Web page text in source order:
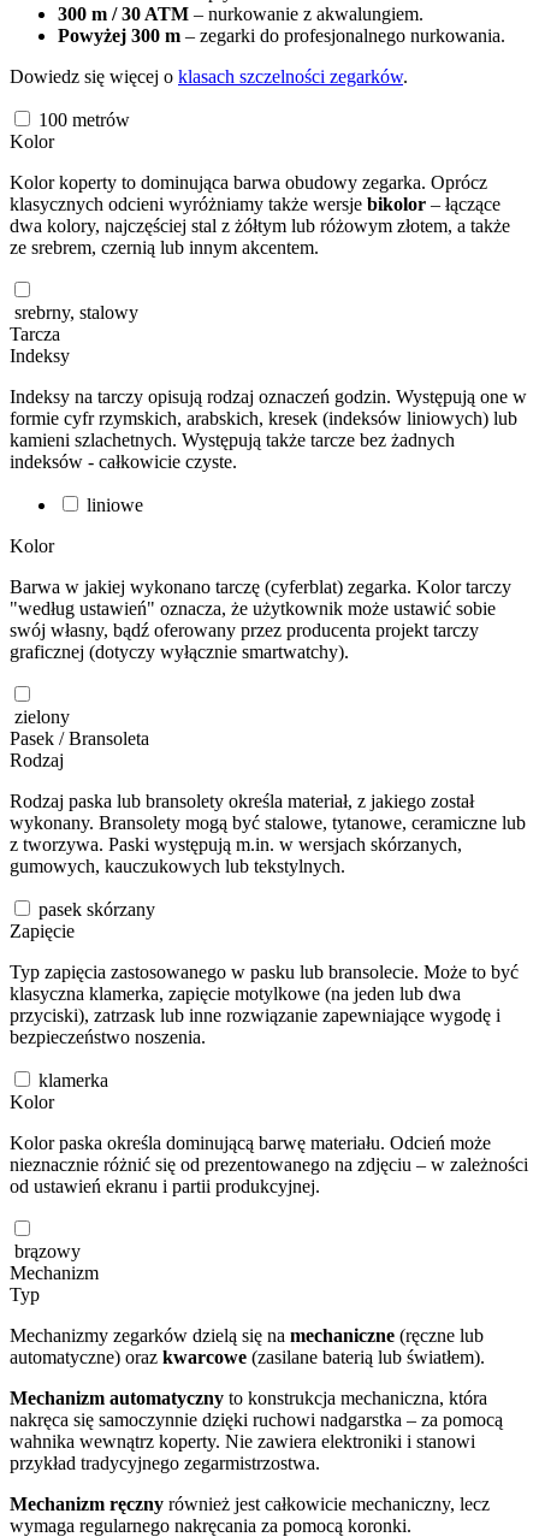
300 m / 30 ATM – nurkowanie z akwalungiem.
Powyżej 300 m – zegarki do profesjonalnego nurkowania.
Dowiedz się więcej o klasach szczelności zegarków.
100 metrów
Kolor
Kolor koperty to dominująca barwa obudowy zegarka. Oprócz
klasycznych odcieni wyróżniamy także wersje bikolor – łączące
dwa kolory, najczęściej stal z żółtym lub różowym złotem, a także
ze srebrem, czernią lub innym akcentem.
srebrny, stalowy
Tarcza
Indeksy
Indeksy na tarczy opisują rodzaj oznaczeń godzin. Występują one w
formie cyfr rzymskich, arabskich, kresek (indeksów liniowych) lub
kamieni szlachetnych. Występują także tarcze bez żadnych
indeksów - całkowicie czyste.
liniowe
Kolor
Barwa w jakiej wykonano tarczę (cyferblat) zegarka. Kolor tarczy
"według ustawień" oznacza, że użytkownik może ustawić sobie
swój własny, bądź oferowany przez producenta projekt tarczy
graficznej (dotyczy wyłącznie smartwatchy).
zielony
Pasek / Bransoleta
Rodzaj
Rodzaj paska lub bransolety określa materiał, z jakiego został
wykonany. Bransolety mogą być stalowe, tytanowe, ceramiczne lub
z tworzywa. Paski występują m.in. w wersjach skórzanych,
gumowych, kauczukowych lub tekstylnych.
pasek skórzany
Zapięcie
Typ zapięcia zastosowanego w pasku lub bransolecie. Może to być
klasyczna klamerka, zapięcie motylkowe (na jeden lub dwa
przyciski), zatrzask lub inne rozwiązanie zapewniające wygodę i
bezpieczeństwo noszenia.
klamerka
Kolor
Kolor paska określa dominującą barwę materiału. Odcień może
nieznacznie różnić się od prezentowanego na zdjęciu – w zależności
od ustawień ekranu i partii produkcyjnej.
brązowy
Mechanizm
Typ
Mechanizmy zegarków dzielą się na mechaniczne (ręczne lub
automatyczne) oraz kwarcowe (zasilane baterią lub światłem).
Mechanizm automatyczny to konstrukcja mechaniczna, która
nakręca się samoczynnie dzięki ruchowi nadgarstka – za pomocą
wahnika wewnątrz koperty. Nie zawiera elektroniki i stanowi
przykład tradycyjnego zegarmistrzostwa.
Mechanizm ręczny również jest całkowicie mechaniczny, lecz
wymaga regularnego nakręcania za pomocą koronki.